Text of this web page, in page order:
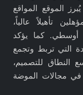
الموقع المواقع
تأهيلاً عالياً،
أوسطي. كما يؤكد
التي تربط وتجمع
النطاق للتصميم،
مجالات الموضة